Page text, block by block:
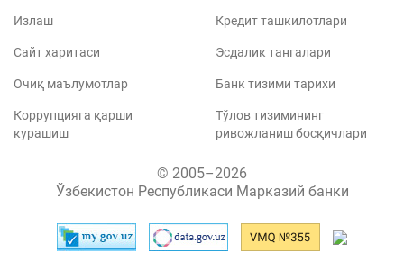
Излаш
Сайт харитаси
Очиқ маълумотлар
Коррупцияга қарши
курашиш
Кредит ташкилотлари
Эсдалик тангалари
Банк тизими тарихи
Тўлов тизимининг
ривожланиш босқичлари
© 2005–2026
Ўзбекистон Республикаси Марказий банки